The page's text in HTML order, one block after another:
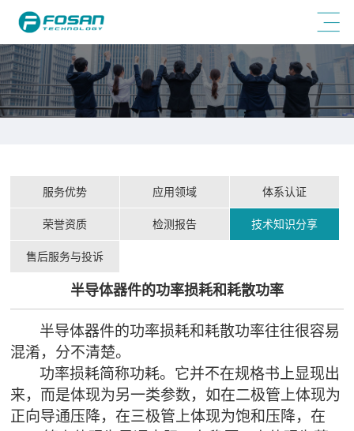
服务优势 应用领域 体系认证
荣誉资质 检测报告 技术知识分享
售后服务与投诉
半导体器件的功率损耗和耗散功率
半导体器件的功率损耗和耗散功率往往很容易
混淆，分不清楚。
功率损耗简称功耗。它并不在规格书上显现出
来，而是体现为另一类参数，如在二极管上体现为
正向导通压降，在三极管上体现为饱和压降，在